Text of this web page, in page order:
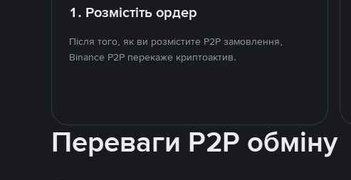
1. Розмістіть ордер
Після того, як ви розмістите P2P замовлення,
Binance P2P перекаже криптоактив.
Переваги P2P обміну